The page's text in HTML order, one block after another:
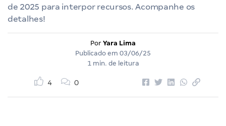
de 2025 para interpor recursos. Acompanhe os
detalhes!
Por Yara Lima
Publicado em 03/06/25
1 min. de leitura
4 0